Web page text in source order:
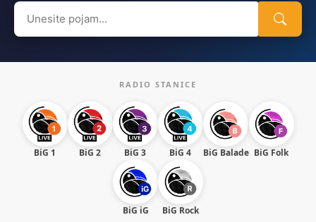
Search
for:
RADIO STANICE
BiG 1 BiG 2 BiG 3 BiG 4 BiG Balade BiG Folk
BiG iG BiG Rock